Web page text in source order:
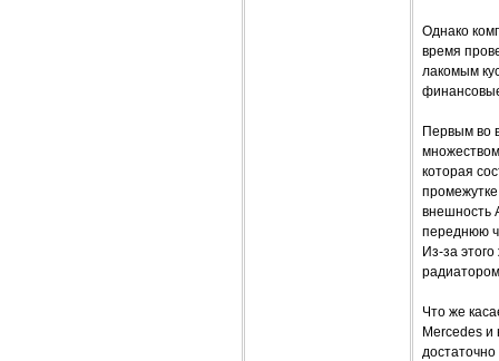
Однако
время
лакомым
Первым во
которая
внешность
переднюю
Из-за
Что же
Mercedes и